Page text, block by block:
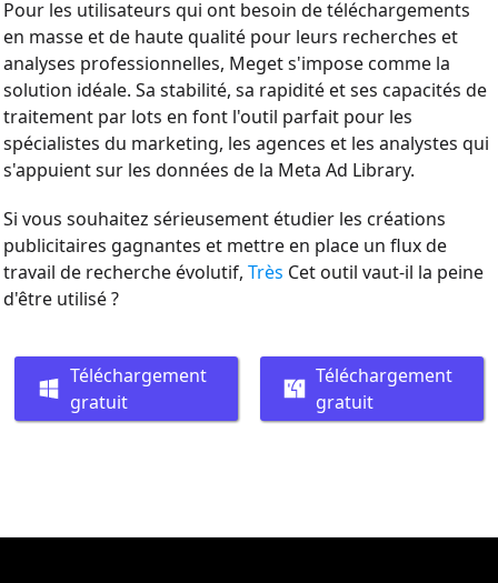
Pour les utilisateurs qui ont besoin de téléchargements
en masse et de haute qualité pour leurs recherches et
analyses professionnelles, Meget s'impose comme la
solution idéale. Sa stabilité, sa rapidité et ses capacités de
traitement par lots en font l'outil parfait pour les
spécialistes du marketing, les agences et les analystes qui
s'appuient sur les données de la Meta Ad Library.
Si vous souhaitez sérieusement étudier les créations
publicitaires gagnantes et mettre en place un flux de
travail de recherche évolutif, Très Cet outil vaut-il la peine
d'être utilisé ?
Téléchargement
gratuit
Téléchargement
gratuit